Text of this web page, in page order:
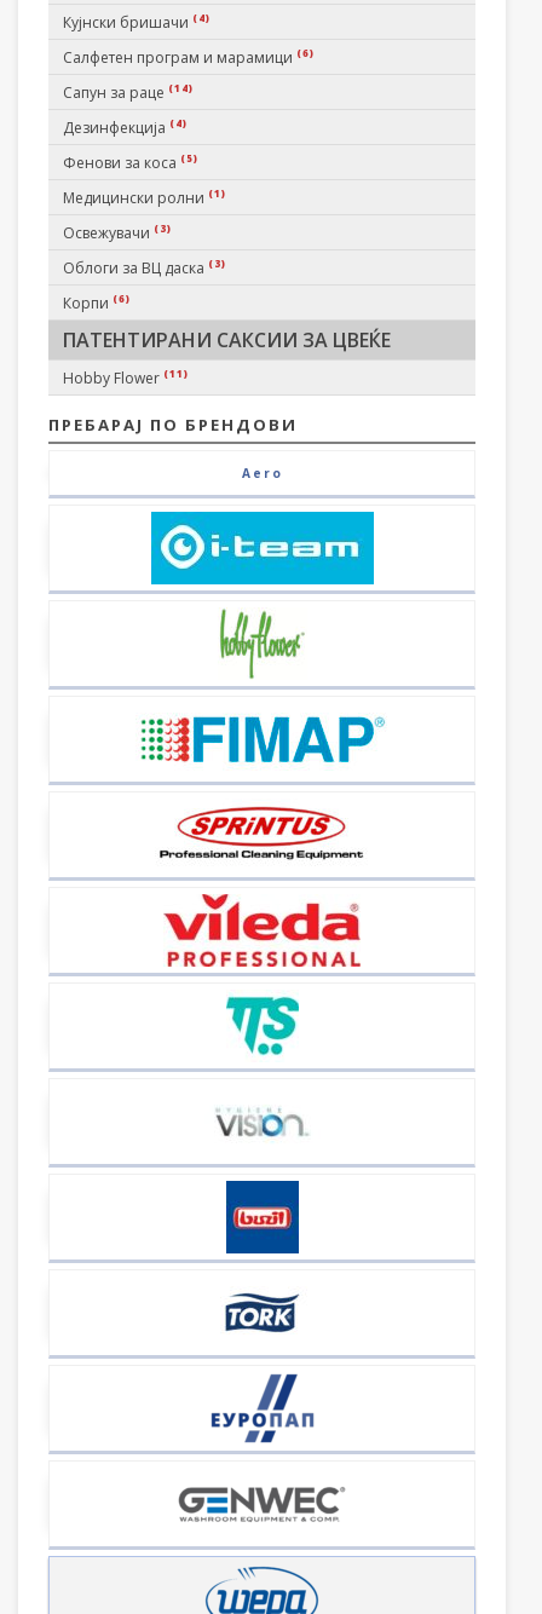
Кујнски бришачи (4)
Салфетен програм и марамици (6)
Сапун за раце (14)
Дезинфекција (4)
Фенови за коса (5)
Медицински ролни (1)
Освежувачи (3)
Облоги за ВЦ даска (3)
Корпи (6)
ПАТЕНТИРАНИ САКСИИ ЗА ЦВЕЌЕ
Hobby Flower (11)
ПРЕБАРАЈ ПО БРЕНДОВИ
Aero